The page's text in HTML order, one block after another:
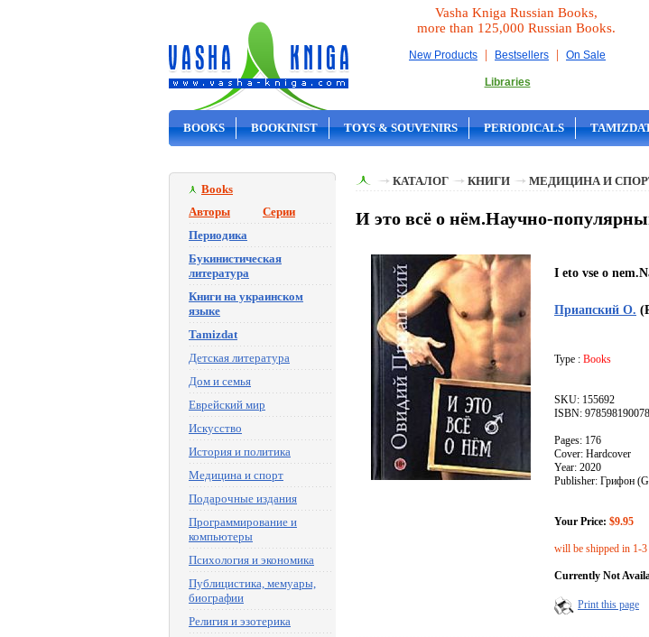
Vasha Kniga Russian Books,
more than 125,000 Russian Books.
New Products | Bestsellers | On Sale
Libraries
BOOKS BOOKINIST TOYS & SOUVENIRS PERIODICALS
Books
Авторы
Серии
Периодика
Букинистическая
литература
Книги на украинском
языке
Tamizdat
Детская литература
Дом и семья
Еврейский мир
Искусство
История и политика
Медицина и спорт
Подарочные издания
Программирование и
компьютеры
Психология и экономика
Публицистика, мемуары,
биографии
Религия и эзотерика
КАТАЛОГ КНИГИ МЕДИЦИНА И
И это всё о нём.Научно-
I eto vse o
Приапский О.
Type : Books
SKU: 155692
ISBN:
Pages: 176
Cover: Hardcover
Year: 2020
Publisher: Грифон
Your Price: $9.95
will be shipped in 1-3
Currently Not
Print this page